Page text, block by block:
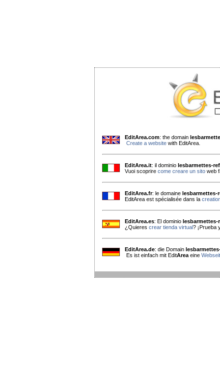
EditArea.com: the domain
Create a website with EditArea.
EditArea.it: il dominio lesbarmettes-
Vuoi scoprire come creare un sito web
EditArea.fr: le domaine lesbarmettes-
EditArea est spécialisée dans la
EditArea.es: El dominio lesbarmettes-
¿Quieres crear tienda virtual? ¡Prueba
EditArea.de: die Domain
Es ist einfach mit EditArea eine